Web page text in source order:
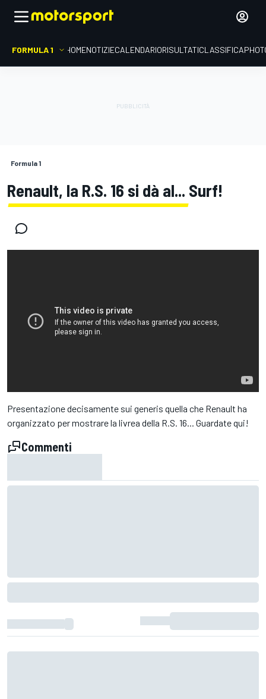
FORMULA 1 HOMENOTIZIECALENDARIORISULTATICLASSIFICA
Formula 1
Renault, la R.S. 16 si dà al... Surf!
Presentazione decisamente sui generis quella che Renault ha
organizzato per mostrare la livrea della R.S. 16... Guardate qui!
Commenti